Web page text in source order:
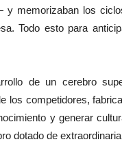
memorizaban los
Todo esto para
de un cerebro
los competidores,
y generar
dotado de